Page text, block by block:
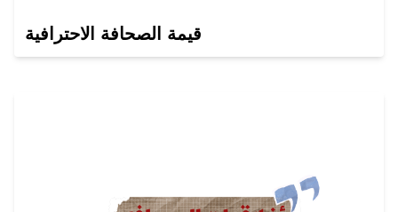
قيمة الصحافة الاحترافية